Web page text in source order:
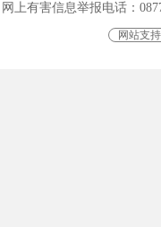
网上有害信息举报电话：
网站支